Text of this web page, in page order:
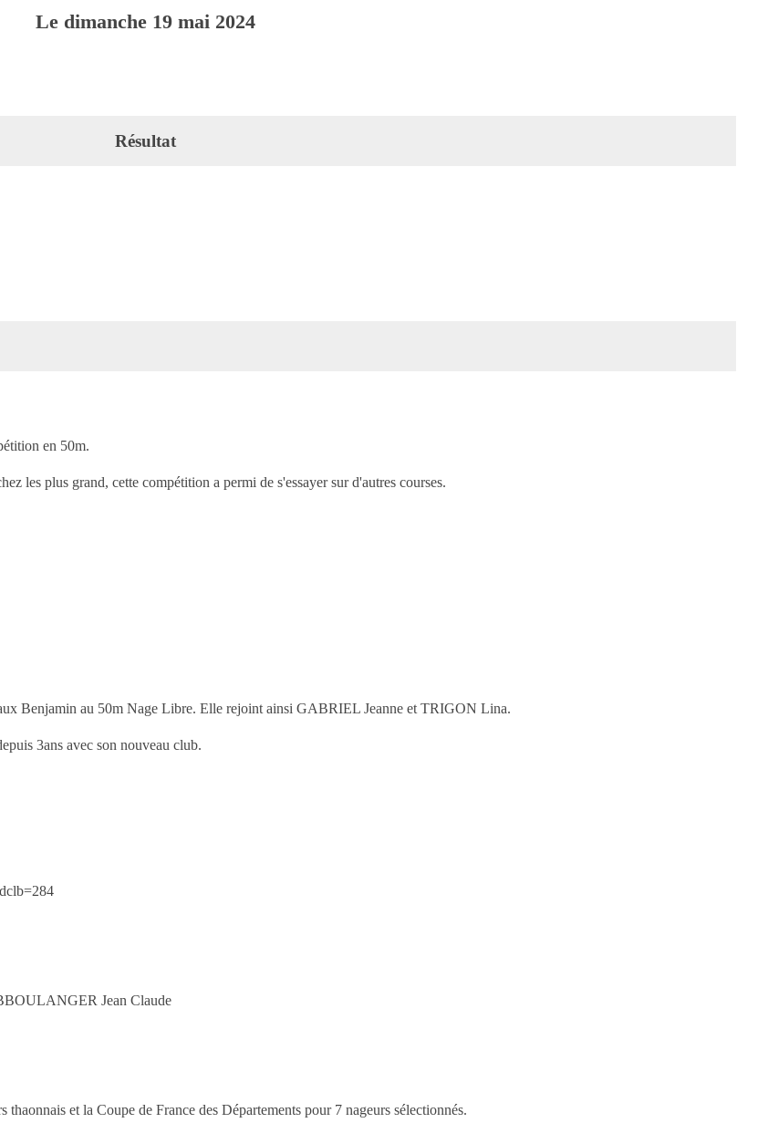
Le dimanche 19 mai 2024
Résultat
en 50m.
les plus grand, cette compétition a permi de s'essayer sur d'autres courses.
Benjamin au 50m Nage Libre. Elle rejoint ainsi GABRIEL Jeanne et TRIGON Lina.
3ans avec son nouveau club.
Jean Claude
et la Coupe de France des Départements pour 7 nageurs sélectionnés.